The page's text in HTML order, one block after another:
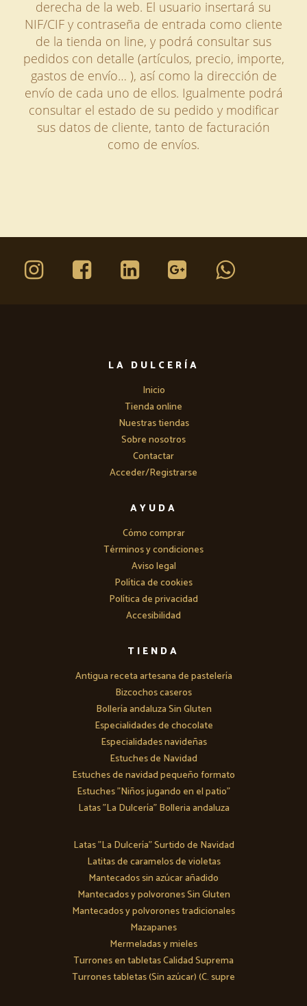
derecha de la web. El usuario insertará su
NIF/CIF y contraseña de entrada como cliente
de la tienda on line, y podrá consultar sus
pedidos con detalle (artículos, precio, importe,
gastos de envío… ), así como la dirección de
envío de cada uno de ellos. Igualmente podrá
consultar el estado de su pedido y modificar
sus datos de cliente, tanto de facturación
como de envíos.
LA DULCERÍA
Inicio
Tienda online
Nuestras tiendas
Sobre nosotros
Contactar
Acceder/Registrarse
AYUDA
Cómo comprar
Términos y condiciones
Aviso legal
Política de cookies
Política de privacidad
Accesibilidad
TIENDA
Antigua receta artesana de pastelería
Bizcochos caseros
Bollería andaluza Sin Gluten
Especialidades de chocolate
Especialidades navideñas
Estuches de Navidad
Estuches de navidad pequeño formato
Estuches "Niños jugando en el patio"
Latas "La Dulcería" Bolleria andaluza
Latas "La Dulcería" Surtido de Navidad
Latitas de caramelos de violetas
Mantecados sin azúcar añadido
Mantecados y polvorones Sin Gluten
Mantecados y polvorones tradicionales
Mazapanes
Mermeladas y mieles
Turrones en tabletas Calidad Suprema
Turrones tabletas (Sin azúcar) (C. supre